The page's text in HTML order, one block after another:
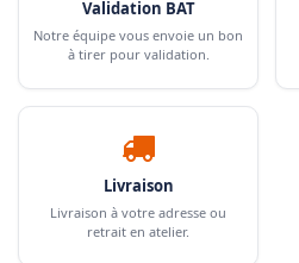
Validation BAT
Notre équipe vous envoie un bon
à tirer pour validation.
Livraison
Livraison à votre adresse ou
retrait en atelier.